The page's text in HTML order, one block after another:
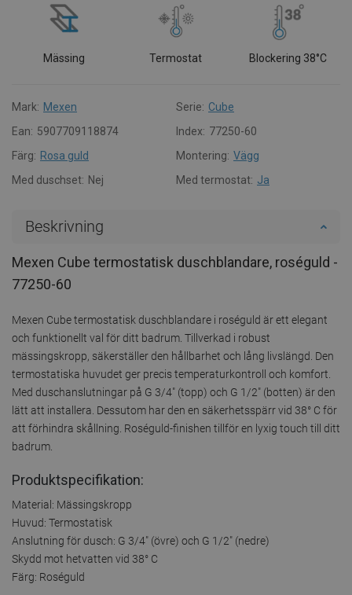
Mässing Termostat Blockering 38°C
Mark: Mexen Serie: Cube
Ean: 5907709118874 Index: 77250-60
Färg: Rosa guld Montering: Vägg
Med duschset: Nej Med termostat: Ja
Beskrivning
Mexen Cube termostatisk duschblandare, roséguld -
77250-60
Mexen Cube termostatisk duschblandare i roséguld är ett elegant
och funktionellt val för ditt badrum. Tillverkad i robust
mässingskropp, säkerställer den hållbarhet och lång livslängd. Den
termostatiska huvudet ger precis temperaturkontroll och komfort.
Med duschanslutningar på G 3/4" (topp) och G 1/2" (botten) är den
lätt att installera. Dessutom har den en säkerhetsspärr vid 38° C för
att förhindra skållning. Roséguld-finishen tillför en lyxig touch till ditt
badrum.
Produktspecifikation:
Material: Mässingskropp
Huvud: Termostatisk
Anslutning för dusch: G 3/4" (övre) och G 1/2" (nedre)
Skydd mot hetvatten vid 38° C
Färg: Roséguld